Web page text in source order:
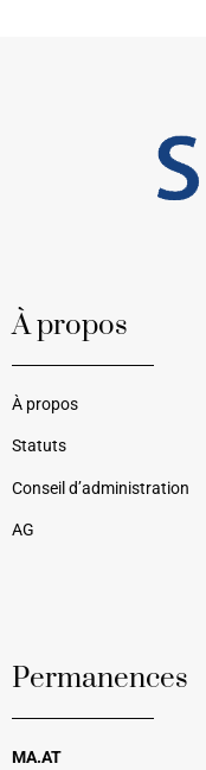
À propos
À propos
Statuts
Conseil d’administration
AG
Permanences
MA.AT